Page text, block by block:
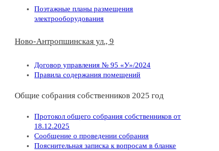
Поэтажные планы размещения
электрооборудования
Ново-Антропшинская ул., 9
Договор управления № 95 «У»/2024
Правила содержания помещений
Общие собрания собственников 2025 год
Протокол общего собрания собственников от
18.12.2025
Сообщение о проведении собрания
Пояснительная записка к вопросам в бланке